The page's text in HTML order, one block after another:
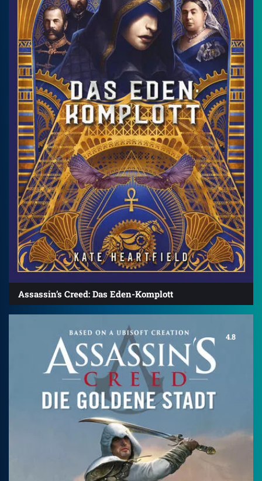
Assassin’s Creed: Das Eden-Komplott
4.8